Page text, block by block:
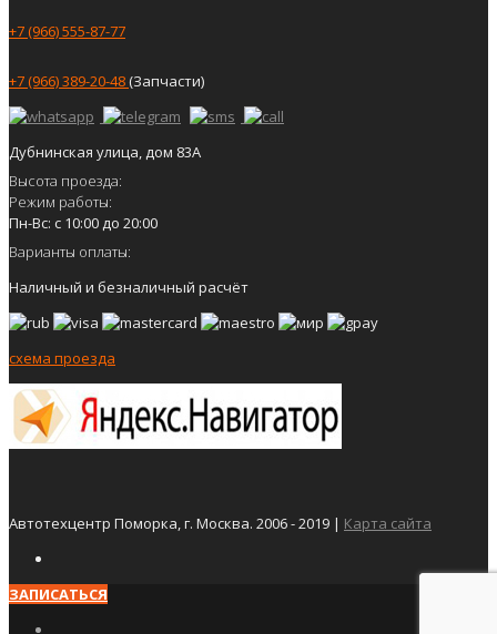
+7 (966) 555-87-77
+7 (966) 389-20-48(Запчасти)
Дубнинская улица, дом 83А
Высота проезда:
Режим работы:
Пн-Вс: с 10:00 до 20:00
Варианты оплаты:
Наличный и безналичный расчёт
схема проезда
Автотехцентр Поморка, г. Москва. 2006 - 2019 | Карта сайта
ЗАПИСАТЬСЯ